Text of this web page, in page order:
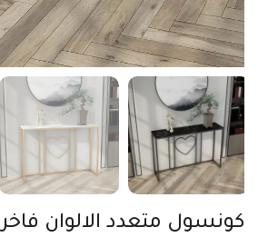
كونسول متعدد الالوان فاخر